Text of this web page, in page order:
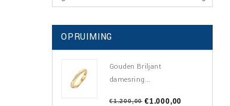
OPRUIMING
Gouden Briljant
damesring...
€1.200,00 €1.000,00